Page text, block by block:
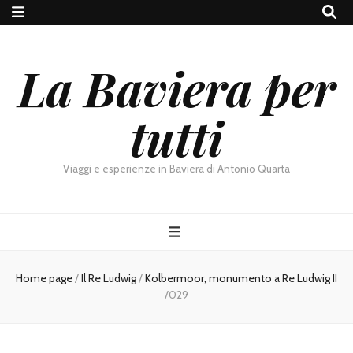
La Baviera per
tutti
Viaggi e esperienze in Baviera di Antonio Quarta
Home page/Il Re Ludwig/Kolbermoor, monumento a Re Ludwig II
/029